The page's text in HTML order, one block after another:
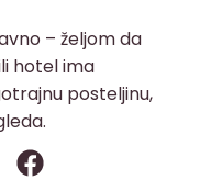
– željom da
hotel ima
posteljinu,